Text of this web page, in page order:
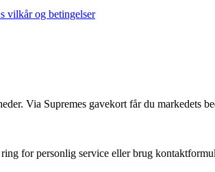
vilkår og betingelser
Via Supremes gavekort får du markedets
for personlig service eller brug